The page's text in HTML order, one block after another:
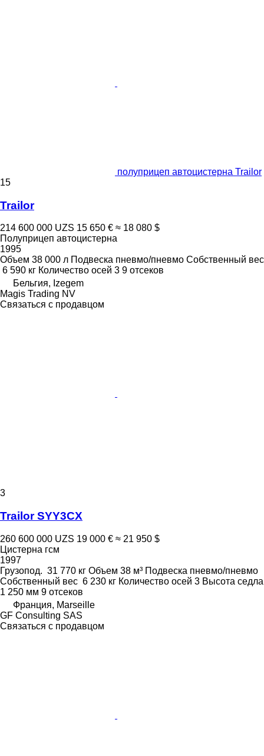
полуприцеп автоцистерна Trailor
15
Trailor
214 600 000 UZS 15 650 € ≈ 18 080 $
Полуприцеп автоцистерна
1995
Объем 38 000 л Подвеска пневмо/пневмо Собственный вес
6 590 кг Количество осей 3 9 отсеков
Бельгия, Izegem
Magis Trading NV
Связаться с продавцом
3
Trailor SYY3CX
260 600 000 UZS 19 000 € ≈ 21 950 $
Цистерна гсм
1997
Грузопод. 31 770 кг Объем 38 м³ Подвеска пневмо/пневмо
Собственный вес 6 230 кг Количество осей 3 Высота седла
1 250 мм 9 отсеков
Франция, Marseille
GF Consulting SAS
Связаться с продавцом